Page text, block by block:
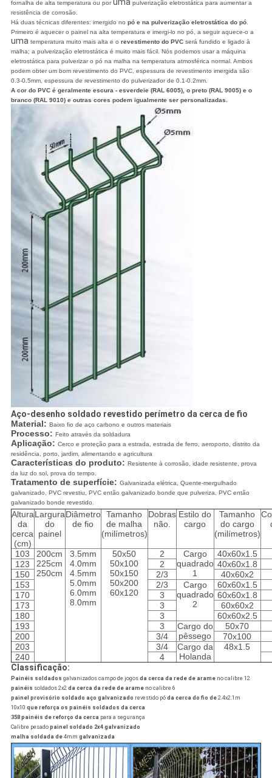
fornalha de alta temperatura ou poruma pulverização eletrostática para aumentar a
resistência de corrosão.
Há duas técnicas diferentes: imergido no pó e na pulverização eletrostática do pó.
Primeiro é aquecer o painel na alta temperatura e imergi-lo no pó, a seguir aquece-o a
uma temperatura muito mais alta e o revestimento do PVCserá fundido e ligado à
malha; a pulverização eletrostática é muito mais fácil. Nós podemos usar a máquina
eletrostática para pulverizar o pó na malha na temperatura atmosférica normal. Ambos
podem obter um bom revestimento do PVC, espessura de revestimento imergida são
0.3-0.5mm, espessura de revestimento do pulverizador de 0.1-0.2mm.
A cor do PVC é geralmente escura - esverdeie (RAL 6005), o preto (RAL 9005) e o
branco (RAL 9010) e outras cores podem igualmente ser personalizadas.
Aço-desenho soldado revestido perímetro da cerca de fio
Material: Baixo fio de aço carbono e outros materiais
Processo: Feito através da soldadura
Aplicação: Cerco e proteção para a estrada, estrada de ferro, aeroporto, distrito da
residência, porto, jardim, alimentando e agricultura
Características do produto: Resistente à corrosão, idade resistente, prova
da luz do sol, prova do tempo.
Tratamento de superfície: Galvanizada elétrica, Quente-mergulhado
galvanizado, PVC revestiu, PVC então galvanizado bonde que pulveriza, PVC então
galvanizado bonde revestido.
Altura
da
cerca
(cm)
Largura
do
painel
Diâmetro
de fio
Tamanho
de malha
(milímetros)
Dobras
não.
Estilo do
cargo
Tamanho
do cargo
(milímetros)
103
200cm
225cm
250cm
3.5mm
4.0mm
4.5mm
5.0mm
6.0mm
8.0mm
50x50
50x100
50x150
50x200
60x120
2
Cargo
quadrado
1
40x60x1.5
123
2
40x60x1.8
150
2/3
40x60x2
153
2/3
Cargo
quadrado
2
60x60x1.5
170
3
60x60x1.8
173
3
60x60x2
180
3
60x60x2.5
193
3
Cargo do
pêssego
50x70
200
3/4
70x100
203
3/4
Cargo da
Holanda
48x1.5
240
4
Classificação:
Painéis soldados galvanizados campo de jogos da cerca da rede de arameno calibre 12
painéis soldados 2x2 da cerca da rede de arameno calibre 6
painel provisório soldado aço galvanizado revestido pó da cerca do fio de2.4x2.1m
10x10 que reforça os painéis soldados da cerca
358 painéis de reforço da cerca para a segurança
Calibre pesado painel soldado 2x4 galvanizado
malha soldada de4mm galvanizada